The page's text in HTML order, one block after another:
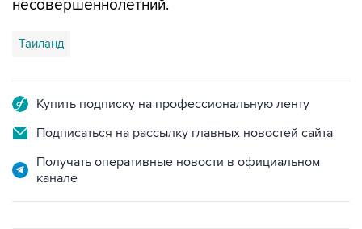
несовершеннолетний.
Таиланд
Купить подписку на профессиональную ленту
Подписаться на рассылку главных новостей сайта
Получать оперативные новости в официальном
канале